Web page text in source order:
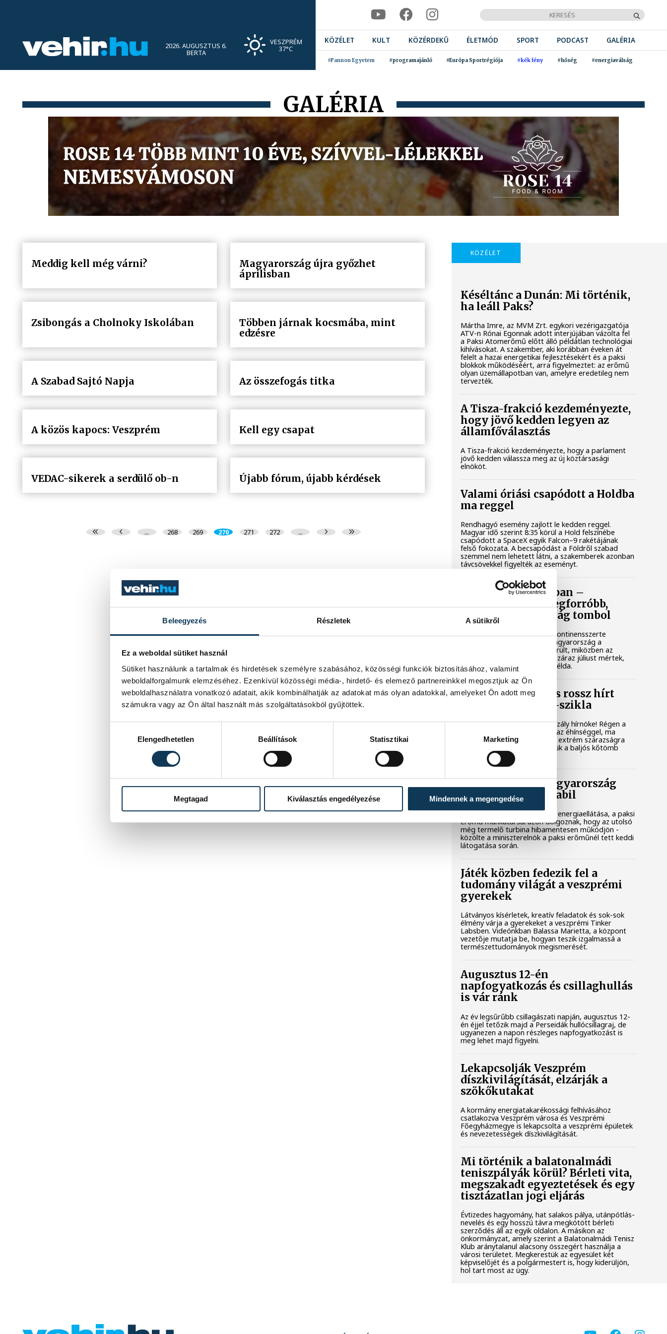
Beleegyezés Részletek A sütikről
Ez a weboldal sütiket használ
Sütiket használunk a tartalmak és hirdetések személyre szabásához, közösségi funkciók biztosításához, valamint
weboldalforgalmunk elemzéséhez. Ezenkívül közösségi média-, hirdető- és elemező partnereinkkel megosztjuk az Ön
weboldalhasználatra vonatkozó adatait, akik kombinálhatják az adatokat más olyan adatokkal, amelyeket Ön adott meg
számukra vagy az Ön által használt más szolgáltatásokból gyűjtöttek.
Elengedhetetlen
Beállítások Statisztikai Marketing
Megtagad Kiválasztás engedélyezése Mindennek a megengedése
2026. AUGUSZTUS 6.
BERTA
VESZPRÉM
37°C
KÖZÉLET KULT KÖZÉRDEKŰ ÉLETMÓD SPORT PODCAST GALÉRIA
#Pannon Egyetem #programajánló #Európa Sportrégiója #kék fény #hőség #energiaválság
GALÉRIA
Meddig kell még várni?
Magyarország újra győzhet
áprilisban
Zsibongás a Cholnoky Iskolában
Többen járnak kocsmába, mint
edzésre
A Szabad Sajtó Napja Az összefogás titka
A közös kapocs: Veszprém Kell egy csapat
VEDAC-sikerek a serdülő ob-n Újabb fórum, újabb kérdések
... 268 269 270 271 272 ...
KÖZÉLET
Késéltánc a Dunán: Mi történik,
ha leáll Paks?
Mártha Imre, az MVM Zrt. egykori vezérigazgatója
ATV-n Rónai Egonnak adott interjújában vázolta fel
a Paksi Atomerőmű előtt álló példátlan technológiai
kihívásokat. A szakember, aki korábban éveken át
felelt a hazai energetikai fejlesztésekért és a paksi
blokkok működéséért, arra figyelmeztet: az erőmű
olyan üzemállapotban van, amelyre eredetileg nem
tervezték.
A Tisza-frakció kezdeményezte,
hogy jövő kedden legyen az
államfőválasztás
A Tisza-frakció kezdeményezte, hogy a parlament
jövő kedden válassza meg az új köztársasági
elnököt.
Valami óriási csapódott a Holdba
ma reggel
Rendhagyó esemény zajlott le kedden reggel.
Magyar idő szerint 8:35 körül a Hold felszínébe
csapódott a SpaceX egyik Falcon–9 rakétájának
felső fokozata. A becsapódást a Földről szabad
szemmel nem lehetett látni, a szakemberek azonban
távcsövekkel figyelték az eseményt.
Rekordok Európában –
Magyarország a legforróbb,
Angliában szárazság tombol
Rá sem ismerünk Európára, kontinensszerte
rekordokat dönt a hőség. Magyarország a
legforróbb országok közé került, miközben az
Egyesült Királyságban olyan száraz júliust mértek,
amilyenre 155 éve nem volt példa.
A múltban és ma is rossz hírt
hoz a dunai Ínség-szikla
Újra kilátszik a Dunából az aszály hírnöke! Régen a
felbukkanása egyet jelentett az éhínséggel, ma
pedig a klímaváltozás okozta extrém szárazságra
hívja fel a figyelmet. Elmeséljük a baljós kőtömb
történetét.
Magyar Péter: Magyarország
energiaellátása stabil
Jelenleg stabil Magyarország energiaellátása, a paksi
erőmű munkatársai azon dolgoznak, hogy az utolsó
még termelő turbina hibamentesen működjön -
közölte a miniszterelnök a paksi erőműnél tett keddi
látogatása során.
Játék közben fedezik fel a
tudomány világát a veszprémi
gyerekek
Látványos kísérletek, kreatív feladatok és sok-sok
élmény várja a gyerekeket a veszprémi Tinker
Labsben. Videónkban Balassa Marietta, a központ
vezetője mutatja be, hogyan teszik izgalmassá a
természettudományok megismerését.
Augusztus 12-én
napfogyatkozás és csillaghullás
is vár ránk
Az év legsűrűbb csillagászati napján, augusztus 12-
én éjjel tetőzik majd a Perseidák hullócsillagraj, de
ugyanezen a napon részleges napfogyatkozást is
meg lehet majd figyelni.
Lekapcsolják Veszprém
díszkivilágítását, elzárják a
szökőkutakat
A kormány energiatakarékossági felhívásához
csatlakozva Veszprém városa és Veszprémi
Főegyházmegye is lekapcsolta a veszprémi épületek
és nevezetességek díszkivilágítását.
Mi történik a balatonalmádi
teniszpályák körül? Bérleti vita,
megszakadt egyeztetések és egy
tisztázatlan jogi eljárás
Évtizedes hagyomány, hat salakos pálya, utánpótlás-
nevelés és egy hosszú távra megkötött bérleti
szerződés áll az egyik oldalon. A másikon az
önkormányzat, amely szerint a Balatonalmádi Tenisz
Klub aránytalanul alacsony összegért használja a
városi területet. Megkerestük az egyesület két
képviselőjét és a polgármestert is, hogy kiderüljön,
hol tart most az ügy.